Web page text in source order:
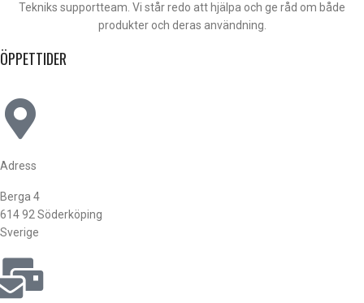
Tekniks supportteam. Vi står redo att hjälpa och ge råd om både
produkter och deras användning.
ÖPPETTIDER
Adress
Berga 4
614 92 Söderköping
Sverige